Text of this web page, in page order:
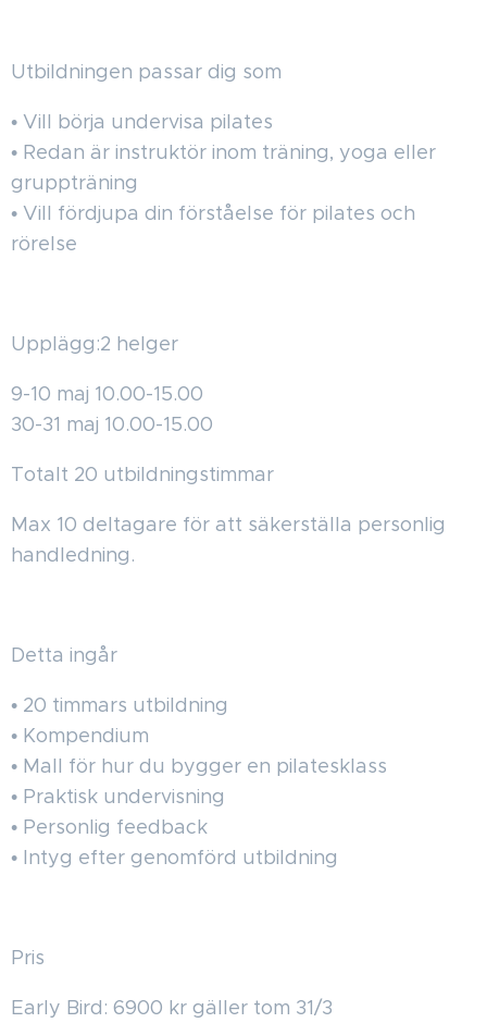
Utbildningen passar dig som
• Vill börja undervisa pilates
• Redan är instruktör inom träning, yoga eller
gruppträning
• Vill fördjupa din förståelse för pilates och
rörelse
Upplägg:2 helger
9-10 maj 10.00-15.00
30-31 maj 10.00-15.00
Totalt 20 utbildningstimmar
Max 10 deltagare för att säkerställa personlig
handledning.
Detta ingår
• 20 timmars utbildning
• Kompendium
• Mall för hur du bygger en pilatesklass
• Praktisk undervisning
• Personlig feedback
• Intyg efter genomförd utbildning
Pris
Early Bird: 6900 kr gäller tom 31/3